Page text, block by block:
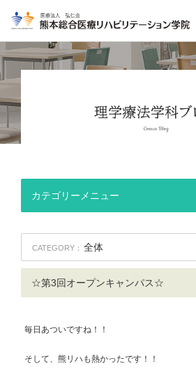
カテゴリーメニュー
CATEGORY： 全体
☆第3回オープンキャンパス☆
毎日あついですね！！
そして、熊リハも熱かったです！！